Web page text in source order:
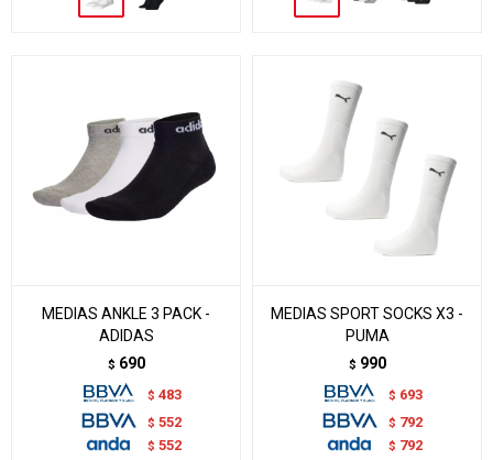
MEDIAS ANKLE 3 PACK -
ADIDAS
$ 690
$ 483
$ 552
$ 552
MEDIAS SPORT SOCKS X3 -
PUMA
$ 990
$ 693
$ 792
$ 792